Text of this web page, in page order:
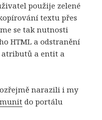
použije zelené
textu přes
se tak nutnosti
HTML a odstranění
atributů a entit a
narazili i my
do portálu